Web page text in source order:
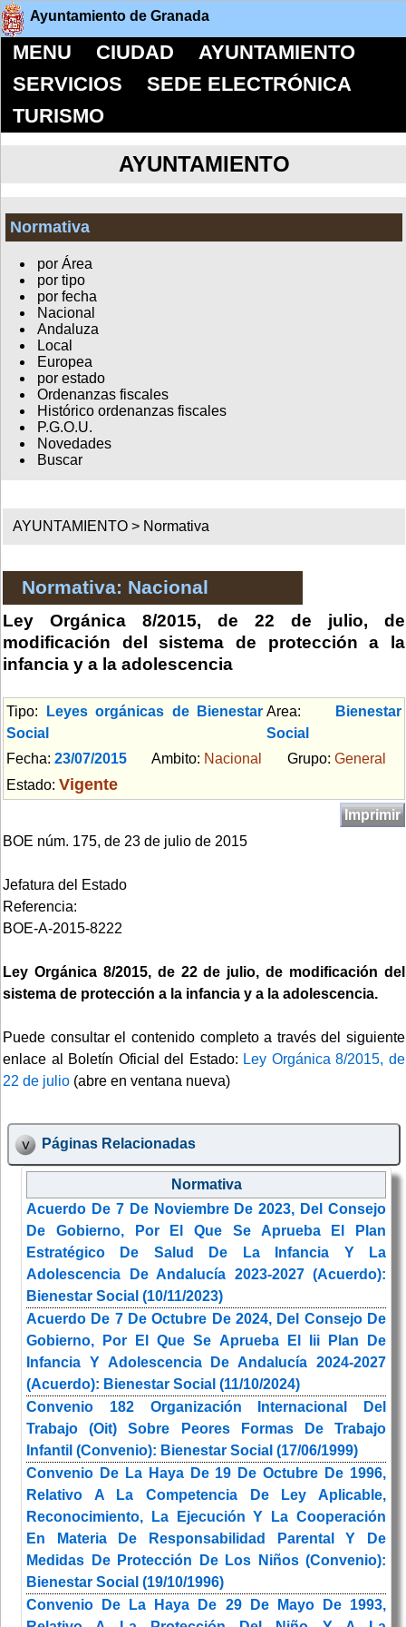
Ayuntamiento de Granada
MENU CIUDAD
AYUNTAMIENTO
SERVICIOS
SEDE ELECTRÓNICA
TURISMO
AYUNTAMIENTO
Normativa
por Área
por tipo
por fecha
Nacional
Andaluza
Local
Europea
por estado
Ordenanzas fiscales
Histórico ordenanzas fiscales
P.G.O.U.
Novedades
Buscar
AYUNTAMIENTO > Normativa
Normativa: Nacional
Ley Orgánica 8/2015, de 22 de julio, de
modificación del sistema de protección a la
infancia y a la adolescencia
Tipo:
Leyes orgánicas de Bienestar
Social
Area:
Bienestar
Social
Fecha: 23/07/2015 Ambito: Nacional Grupo: General
Estado: Vigente
Imprimir
BOE núm. 175, de 23 de julio de 2015
Jefatura del Estado
Referencia:
BOE-A-2015-8222
Ley Orgánica 8/2015, de 22 de julio, de modificación del
sistema de protección a la infancia y a la adolescencia.
Puede consultar el contenido completo a través del siguiente
enlace al Boletín Oficial del Estado: Ley Orgánica 8/2015, de
22 de julio (abre en ventana nueva)
Páginas Relacionadas
Normativa
Acuerdo De 7 De Noviembre De 2023, Del Consejo
De Gobierno, Por El Que Se Aprueba El Plan
Estratégico De Salud De La Infancia Y La
Adolescencia De Andalucía 2023-2027 (Acuerdo):
Bienestar Social (10/11/2023)
Acuerdo De 7 De Octubre De 2024, Del Consejo De
Gobierno, Por El Que Se Aprueba El Iii Plan De
Infancia Y Adolescencia De Andalucía 2024-2027
(Acuerdo): Bienestar Social (11/10/2024)
Convenio 182 Organización Internacional Del
Trabajo (Oit) Sobre Peores Formas De Trabajo
Infantil (Convenio): Bienestar Social (17/06/1999)
Convenio De La Haya De 19 De Octubre De 1996,
Relativo A La Competencia De Ley Aplicable,
Reconocimiento, La Ejecución Y La Cooperación
En Materia De Responsabilidad Parental Y De
Medidas De Protección De Los Niños (Convenio):
Bienestar Social (19/10/1996)
Convenio De La Haya De 29 De Mayo De 1993,